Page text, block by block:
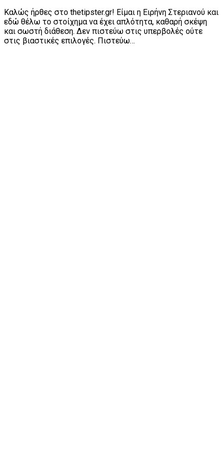
Καλώς ήρθες στο thetipster.gr! Είμαι η Ειρήνη Στεριανού και
εδώ θέλω το στοίχημα να έχει απλότητα, καθαρή σκέψη
και σωστή διάθεση. Δεν πιστεύω στις υπερβολές ούτε
στις βιαστικές επιλογές. Πιστεύω…